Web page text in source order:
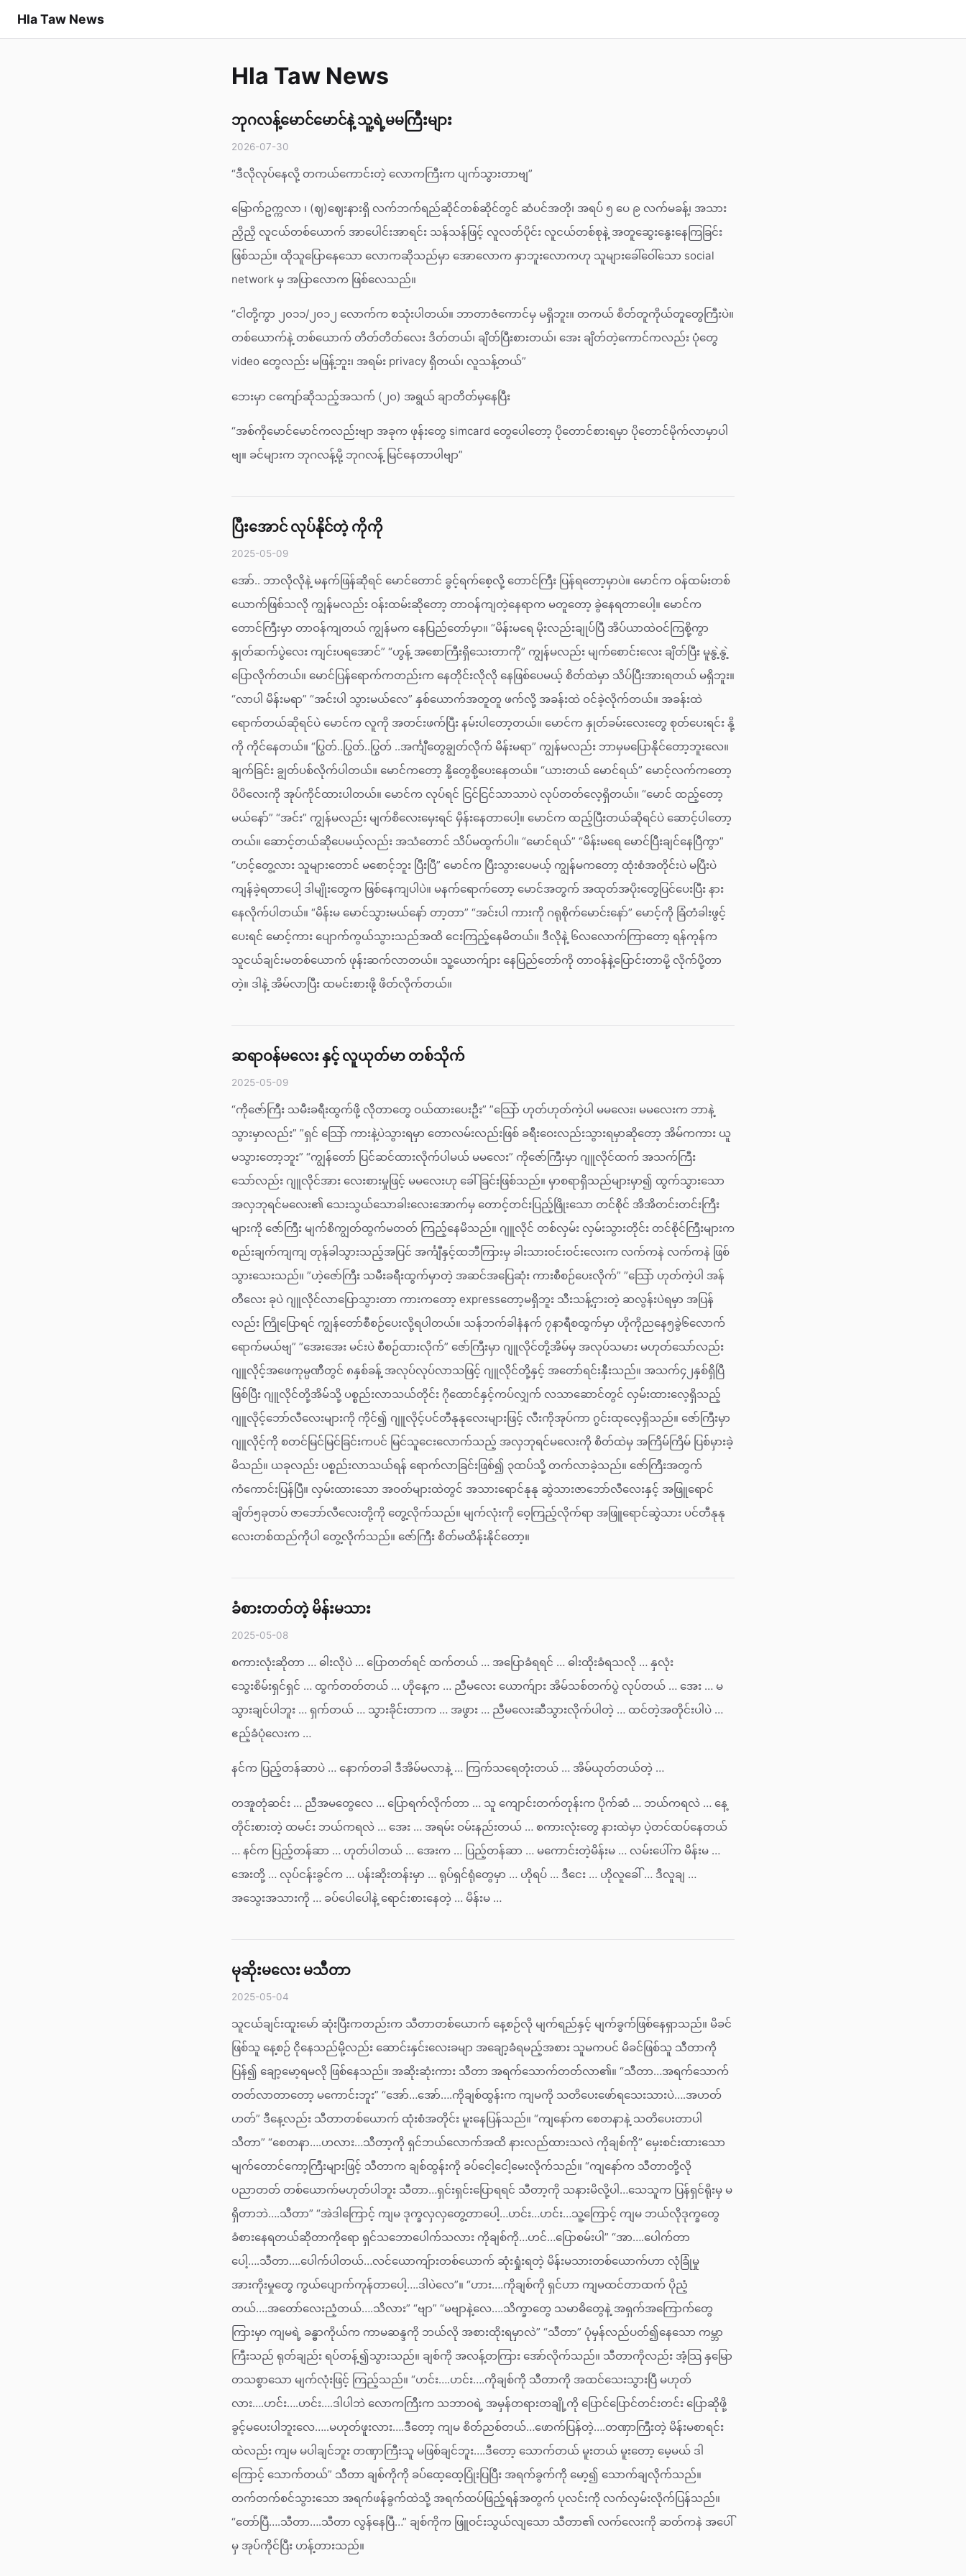
Hla Taw News
Hla Taw News
ဘုဂလန့်မောင်မောင်နဲ့ သူ့ရဲ့မမကြီးများ
2026-07-30
“ဒီလိုလုပ်နေလို့ တကယ်ကောင်းတဲ့ လောကကြီးက ပျက်သွားတာဗျ”
မြောက်ဥက္ကလာ ၊ (ဈ)ဈေးနားရှိ လက်ဘက်ရည်ဆိုင်တစ်ဆိုင်တွင် ဆံပင်အတို၊ အရပ် ၅ ပေ ၉ လက်မခန့်၊ အသား
ညှိညှိ လူငယ်တစ်ယောက် အာပေါင်းအာရင်း သန်သန်ဖြင့် လူလတ်ပိုင်း လူငယ်တစ်စုနဲ့ အတူဆွေးနွေးနေကြခြင်း
ဖြစ်သည်။ ထိုသူပြောနေသော လောကဆိုသည်မှာ အောလောက နှာဘူးလောကဟု သူများခေါ်ဝေါ်သော social
network မှ အပြာလောက ဖြစ်လေသည်။
“ငါတို့ကွာ ၂၀၁၁/၂၀၁၂ လောက်က စသုံးပါတယ်။ ဘာတာဇံကောင်မှ မရှိဘူး။ တကယ် စိတ်တူကိုယ်တူတွေကြီးပဲ။
တစ်ယောက်နဲ့ တစ်ယောက် တိတ်တိတ်လေး ဒိတ်တယ်၊ ချိတ်ပြီးစားတယ်၊ အေး ချိတ်တဲ့ကောင်ကလည်း ပုံတွေ
video တွေလည်း မဖြန့်ဘူး၊ အရမ်း privacy ရှိတယ်၊ လူသန့်တယ်”
ဘေးမှာ ငကျော်ဆိုသည့်အသက် (၂၀) အရွယ် ချာတိတ်မှနေပြီး
“အစ်ကိုမောင်မောင်ကလည်းဗျာ အခုက ဖုန်းတွေ simcard တွေပေါတော့ ပိုတောင်စားရမှာ ပိုတောင်မိုက်လာမှာပါ
ဗျ။ ခင်များက ဘုဂလန့်မို့ ဘုဂလန့် မြင်နေတာပါဗျာ”
ပြီးအောင် လုပ်နိုင်တဲ့ ကိုကို
2025-05-09
အော်.. ဘာလိုလိုနဲ့ မနက်ဖြန်ဆိုရင် မောင်တောင် ခွင့်ရက်စေ့လို့ တောင်ကြီး ပြန်ရတော့မှာပဲ။ မောင်က ဝန်ထမ်းတစ်
ယောက်ဖြစ်သလို ကျွန်မလည်း ဝန်းထမ်းဆိုတော့ တာဝန်ကျတဲ့နေရာက မတူတော့ ခွဲနေရတာပေါ့။ မောင်က
တောင်ကြီးမှာ တာဝန်ကျတယ် ကျွန်မက နေပြည်တော်မှာ။ “မိန်းမရေ မိုးလည်းချုပ်ပြီ အိပ်ယာထဲဝင်ကြစို့ကွာ
နှုတ်ဆက်ပွဲလေး ကျင်းပရအောင်” “ဟွန့် အစောကြီးရှိသေးတာကို” ကျွန်မလည်း မျက်စောင်းလေး ချိတ်ပြီး မူနွဲ့နွဲ့
ပြောလိုက်တယ်။ မောင်ပြန်ရောက်ကတည်းက နေတိုင်းလိုလို နေဖြစ်ပေမယ့် စိတ်ထဲမှာ သိပ်ပြီးအားရတယ် မရှိဘူး။
“လာပါ မိန်းမရာ” “အင်းပါ သွားမယ်လေ” နှစ်ယောက်အတူတူ ဖက်လို့ အခန်းထဲ ဝင်ခဲ့လိုက်တယ်။ အခန်းထဲ
ရောက်တယ်ဆိုရင်ပဲ မောင်က လူကို အတင်းဖက်ပြီး နမ်းပါတော့တယ်။ မောင်က နှုတ်ခမ်းလေးတွေ စုတ်ပေးရင်း နို့
ကို ကိုင်နေတယ်။ “ပြွတ်..ပြွတ်..ပြွတ် ..အင်္ကျီတွေချွတ်လိုက် မိန်းမရာ” ကျွန်မလည်း ဘာမှမပြောနိုင်တော့ဘူးလေ။
ချက်ခြင်း ချွတ်ပစ်လိုက်ပါတယ်။ မောင်ကတော့ နို့တွေစို့ပေးနေတယ်။ “ယားတယ် မောင်ရယ်” မောင့်လက်ကတော့
ပိပိလေးကို အုပ်ကိုင်ထားပါတယ်။ မောင်က လုပ်ရင် ငြင်ငြင်သာသာပဲ လုပ်တတ်လေ့ရှိတယ်။ “မောင် ထည့်တော့
မယ်နော်” “အင်း” ကျွန်မလည်း မျက်စိလေးမှေးရင် မှိန်းနေတာပေါ့။ မောင်က ထည့်ပြီးတယ်ဆိုရင်ပဲ ဆောင့်ပါတော့
တယ်။ ဆောင့်တယ်ဆိုပေမယ့်လည်း အသံတောင် သိပ်မထွက်ပါ။ “မောင်ရယ်” “မိန်းမရေ မောင်ပြီးချင်နေပြီကွာ”
“ဟင့်တွေ့လား သူများတောင် မစောင့်ဘူး ပြီးပြီ” မောင်က ပြီးသွားပေမယ့် ကျွန်မကတော့ ထုံးစံအတိုင်းပဲ မပြီးပဲ
ကျန်ခဲ့ရတာပေါ့ ဒါမျိုးတွေက ဖြစ်နေကျပါပဲ။ မနက်ရောက်တော့ မောင်အတွက် အထုတ်အပိုးတွေပြင်ပေးပြီး နား
နေလိုက်ပါတယ်။ “မိန်းမ မောင်သွားမယ်နော် တာ့တာ” “အင်းပါ ကားကို ဂရုစိုက်မောင်းနော်” မောင့်ကို ခြံတံခါးဖွင့်
ပေးရင် မောင့်ကား ပျောက်ကွယ်သွားသည်အထိ ငေးကြည့်နေမိတယ်။ ဒီလိုနဲ့ ၆လ‌လောက်ကြာတော့ ရန်ကုန်က
သူငယ်ချင်းမတစ်ယောက် ဖုန်းဆက်လာတယ်။ သူ့ယောက်ျား နေပြည်တော်ကို တာဝန်နဲ့ပြောင်းတာမို့ လိုက်ပို့တာ
တဲ့။ ဒါနဲ့ အိမ်လာပြီး ထမင်းစားဖို့ ဖိတ်လိုက်တယ်။
ဆရာဝန်မလေး နှင့် လူယုတ်မာ တစ်သိုက်
2025-05-09
“ကိုဇော်ကြီး သမီးခရီးထွက်ဖို့ လိုတာတွေ ဝယ်ထားပေးဦး” ”သြော် ဟုတ်ဟုတ်ကဲ့ပါ မမလေး၊ မမလေးက ဘာနဲ့
သွားမှာလည်း” ”ရှင် သြော် ကားနဲ့ပဲသွားရမှာ တောလမ်းလည်းဖြစ် ခရီးဝေးလည်းသွားရမှာဆိုတော့ အိမ်ကကား ယူ
မသွားတော့ဘူး” “ကျွန်တော် ပြင်ဆင်ထားလိုက်ပါမယ် မမလေး” ကိုဇော်ကြီးမှာ ဂျူလိုင်ထက် အသက်ကြီး
သော်လည်း ဂျူလိုင်အား လေးစားမှုဖြင့် မမလေးဟု ခေါ်ခြင်းဖြစ်သည်။ မှာစရာရှိသည်များမှာ၍ ထွက်သွားသော
အလှဘုရင်မလေး၏ သေးသွယ်သောခါးလေးအောက်မှ တောင့်တင်းပြည့်ဖြိုးသော တင်စိုင် အိအိတင်းတင်းကြီး
များကို ဇော်ကြီး မျက်စိကျွတ်ထွက်မတတ် ကြည့်နေမိသည်။ ဂျူလိုင် တစ်လှမ်း လှမ်းသွားတိုင်း တင်စိုင်ကြီးများက
စည်းချက်ကျကျ တုန်ခါသွားသည့်အပြင် အင်္ကျီနှင့်ထဘီကြားမှ ခါးသားဝင်းဝင်းလေးက လက်ကနဲ လက်ကနဲ ဖြစ်
သွားသေးသည်။ ”ဟဲ့ဇော်ကြီး သမီးခရီးထွက်မှာတဲ့ အဆင်အပြေဆုံး ကားစီစဉ်ပေးလိုက်” ”သြော် ဟုတ်ကဲ့ပါ အန်
တီလေး ခုပဲ ဂျူလိုင်လာပြောသွားတာ ကားကတော့ expressတော့မရှိဘူး သီးသန့်ငှားတဲ့ ဆလွန်းပဲရမှာ အပြန်
လည်း ကြိုပြောရင် ကျွန်တော်စီစဉ်ပေးလို့ရပါတယ်။ သန်ဘက်ခါနံနက် ၇နာရီစထွက်မှာ ဟိုကိုညနေ၅ခွဲ၆လောက်
ရောက်မယ်ဗျ” ”အေးအေး မင်းပဲ စီစဉ်ထားလိုက်” ဇော်ကြီးမှာ ဂျူလိုင်တို့အိမ်မှ အလုပ်သမား မဟုတ်သော်လည်း
ဂျူလိုင့်အဖေကုမ္ပဏီတွင် ၈နှစ်ခန့် အလုပ်လုပ်လာသဖြင့် ဂျူလိုင်တို့နှင့် အတော်ရင်းနှီးသည်။ အသက်၄၂နှစ်ရှိပြီ
ဖြစ်ပြီး ဂျူလိုင်တို့အိမ်သို့ ပစ္စည်းလာသယ်တိုင်း ဂိုထောင်နှင့်ကပ်လျှက် လသာဆောင်တွင် လှမ်းထားလေ့ရှိသည့်
ဂျူလိုင့်ဘော်လီလေးများကို ကိုင်၍ ဂျူလိုင့်ပင်တီနုနုလေးများဖြင့် လီးကိုအုပ်ကာ ဂွင်းထုလေ့ရှိသည်။ ဇော်ကြီးမှာ
ဂျူလိုင့်ကို စတင်မြင်မြင်ခြင်းကပင် မြင်သူငေးလောက်သည့် အလှဘုရင်မလေးကို စိတ်ထဲမှ အကြိမ်ကြိမ် ပြစ်မှားခဲ့
မိသည်။ ယခုလည်း ပစ္စည်းလာသယ်ရန် ရောက်လာခြင်းဖြစ်၍ ၃ထပ်သို့ တက်လာခဲ့သည်။ ဇော်ကြီးအတွက်
ကံကောင်းပြန်ပြီ။ လှမ်းထားသော အဝတ်များထဲတွင် အသားရောင်နုနု ဆွဲသားဇာဘော်လီလေးနှင့် အဖြူရောင်
ချိတ်၅ခုတပ် ဇာဘော်လီလေးတို့ကို တွေ့လိုက်သည်။ မျက်လုံးကို ဝေ့ကြည့်လိုက်ရာ အဖြူရောင်ဆွဲသား ပင်တီနုနု
လေးတစ်ထည်ကိုပါ တွေ့လိုက်သည်။ ဇော်ကြီး စိတ်မထိန်းနိုင်တော့။
ခံစားတတ်တဲ့ မိန်းမသား
2025-05-08
စကားလုံးဆိုတာ … ဓါးလိုပဲ … ပြောတတ်ရင် ထက်တယ် … အပြောခံရရင် … ဓါးထိုးခံရသလို … နှလုံး
သွေးစိမ်းရှင်ရှင် … ထွက်တတ်တယ် … ဟိုနေ့က … ညီမလေး ယောက်ျား အိမ်သစ်တက်ပွဲ လုပ်တယ် … အေး … မ
သွားချင်ပါဘူး … ရှက်တယ် … သွားခိုင်းတာက … အဖွား … ညီမလေးဆီသွားလိုက်ပါတဲ့ … ထင်တဲ့အတိုင်းပါပဲ …
ဧည့်ခံပုံလေးက …
နင်က ပြည့်တန်ဆာပဲ … နောက်တခါ ဒီအိမ်မလာနဲ့ … ကြက်သရေတုံးတယ် … အိမ်ယုတ်တယ်တဲ့ …
တအူတုံဆင်း … ညီအမတွေလေ … ပြောရက်လိုက်တာ … သူ ကျောင်းတက်တုန်းက ပိုက်ဆံ … ဘယ်ကရလဲ … နေ့
တိုင်းစားတဲ့ ထမင်း ဘယ်ကရလဲ … အေး … အရမ်း ဝမ်းနည်းတယ် … စကားလုံးတွေ နားထဲမှာ ပဲ့တင်ထပ်နေတယ်
… နင်က ပြည့်တန်ဆာ … ဟုတ်ပါတယ် … အေးက … ပြည့်တန်ဆာ … မကောင်းတဲ့မိန်းမ … လမ်းပေါ်က မိန်းမ …
အေးတို့ … လုပ်ငန်းခွင်က … ပန်းဆိုးတန်းမှာ … ရုပ်ရှင်ရုံတွေမှာ … ဟိုရပ် … ဒီငေး … ဟိုလူခေါ် … ဒီလူချ …
အသွေးအသားကို … ခပ်ပေါပေါနဲ့ ရောင်းစားနေတဲ့ … မိန်းမ …
မုဆိုးမလေး မသီတာ
2025-05-04
သူငယ်ချင်းထူးမော် ဆုံးပြီးကတည်းက သီတာတစ်ယောက် နေ့စဉ်လို မျက်ရည်နှင့် မျက်ခွက်ဖြစ်နေရှာသည်။ မိခင်
ဖြစ်သူ နေ့စဉ် ငိုနေသည်မို့လည်း ဆောင်းနှင်းလေးခမျာ အချော့ခံရမည့်အစား သူမကပင် မိခင်ဖြစ်သူ သီတာကို
ပြန်၍ ချော့မော့ရမလို ဖြစ်နေသည်။ အဆိုးဆုံးကား သီတာ အရက်သောက်တတ်လာ၏။ “သီတာ…အရက်သောက်
တတ်လာတာတော့ မကောင်းဘူး” “အော်…အော်….ကိုချစ်ထွန်းက ကျမကို သတိပေးဖော်ရသေးသားပဲ….အဟတ်
ဟတ်” ဒီနေ့လည်း သီတာတစ်ယောက် ထုံးစံအတိုင်း မူးနေပြန်သည်။ “ကျနော်က စေတနာနဲ့ သတိပေးတာပါ
သီတာ” “စေတနာ….ဟလား…သီတာ့ကို ရှင်ဘယ်လောက်အထိ နားလည်ထားသလဲ ကိုချစ်ကို” မှေးစင်းထားသော
မျက်တောင်ကော့ကြီးများဖြင့် သီတာက ချစ်ထွန်းကို ခပ်ငေါ့ငေါ့မေးလိုက်သည်။ “ကျနော်က သီတာတို့လို
ပညာတတ် တစ်ယောက်မဟုတ်ပါဘူး သီတာ…ရှင်းရှင်းပြောရရင် သီတာ့ကို သနားမိလို့ပါ…သေသူက ပြန်ရှင်ရိုးမှ မ
ရှိတာဘဲ….သီတာ” “အဲဒါကြောင့် ကျမ ဒုက္ခလှလှတွေ့တာပေါ့…ဟင်း…ဟင်း…သူ့ကြောင့် ကျမ ဘယ်လိုဒုက္ခတွေ
ခံစားနေရတယ်ဆိုတာကိုရော ရှင်သဘောပေါက်သလား ကိုချစ်ကို…ဟင်…ပြောစမ်းပါ” “အာ….ပေါက်တာ
ပေါ့….သီတာ….ပေါက်ပါတယ်…လင်ယောကျ်ားတစ်ယောက် ဆုံးရှုံးရတဲ့ မိန်းမသားတစ်ယောက်ဟာ လုံခြုံမှု
အားကိုးမှုတွေ ကွယ်ပျောက်ကုန်တာပေါ့….ဒါပဲလေ”။ “ဟား….ကိုချစ်ကို ရှင်ဟာ ကျမထင်တာထက် ပိုညံ့
တယ်….အတော်လေးညံ့တယ်….သိလား” “ဗျာ” “မဗျာနဲ့လေ….သိက္ခာတွေ သမာဓိတွေနဲ့ အရှက်အကြောက်တွေ
ကြားမှာ ကျမရဲ့ ခန္ဓာကိုယ်က ကာမဆန္ဒကို ဘယ်လို အစားထိုးရမှာလဲ” “သီတာ” ပုံမှန်လည်ပတ်၍နေသော ကမ္ဘာ
ကြီးသည် ရုတ်ချည်း ရပ်တန့်၍သွားသည်။ ချစ်ကို အလန့်တကြား အော်လိုက်သည်။ သီတာကိုလည်း အံ့သြ နှမြော
တသစွာသော မျက်လုံးဖြင့် ကြည့်သည်။ “ဟင်း….ဟင်း….ကိုချစ်ကို သီတာကို အထင်သေးသွားပြီ မဟုတ်
လား….ဟင်း….ဟင်း….ဒါပါဘဲ လောကကြီးက သဘာဝရဲ့ အမှန်တရားတချို့ကို ပြောင်ပြောင်တင်းတင်း ပြောဆိုဖို့
ခွင့်မပေးပါဘူးလေ…..မဟုတ်ဖူးလား….ဒီတော့ ကျမ စိတ်ညစ်တယ်…ဖောက်ပြန်တဲ့….တဏှာကြီးတဲ့ မိန်းမစာရင်း
ထဲလည်း ကျမ မပါချင်ဘူး တဏှာကြီးသူ မဖြစ်ချင်ဘူး….ဒီတော့ သောက်တယ် မူးတယ် မူးတော့ မေ့မယ် ဒါ
ကြောင့် သောက်တယ်” သီတာ ချစ်ကိုကို ခပ်ထေ့ထေ့ပြုံးပြပြီး အရက်ခွက်ကို မော့၍ သောက်ချလိုက်သည်။
တက်တက်စင်သွားသော အရက်ဖန်ခွက်ထဲသို့ အရက်ထပ်ဖြည့်ရန်အတွက် ပုလင်းကို လက်လှမ်းလိုက်ပြန်သည်။
“တော်ပြီ….သီတာ….သီတာ လွန်နေပြီ…” ချစ်ကိုက ဖြူဝင်းသွယ်လျသော သီတာ၏ လက်လေးကို ဆတ်ကနဲ အပေါ်
မှ အုပ်ကိုင်ပြီး ဟန့်တားသည်။